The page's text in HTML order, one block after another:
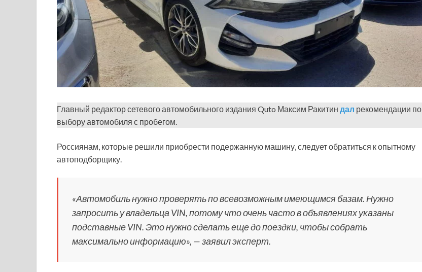
Главный редактор сетевого автомобильного издания Quto Максим Ракитин дал рекомендации по
выбору автомобиля с пробегом.
Россиянам, которые решили приобрести подержанную машину, следует обратиться к опытному
автоподборщику.
«Автомобиль нужно проверять по всевозможным имеющимся базам. Нужно
запросить у владельца VIN, потому что очень часто в объявлениях указаны
подставные VIN. Это нужно сделать еще до поездки, чтобы собрать
максимально информацию», — заявил эксперт.